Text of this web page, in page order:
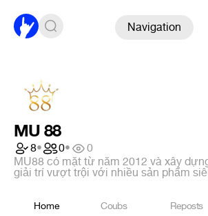
Navigation
MU 88
8• 0•
0
MU88 có mặt từ năm 2012 và xây
giải trí vượt trội với nhiều sản phẩm
Home Coubs Reposts